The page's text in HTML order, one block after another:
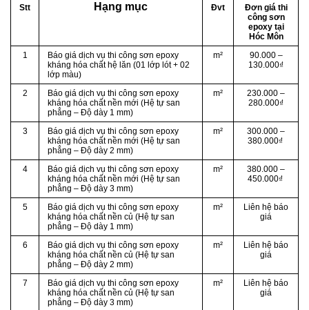
Stt Hạng mục Đvt
Đơn giá thi
công sơn
epoxy tại
Hóc Môn
1
Báo giá dịch vụ thi công sơn epoxy
kháng hóa chất hệ lăn (01 lớp lót + 02
lớp màu)
m²
90.000 –
130.000₫
2
Báo giá dịch vụ thi công sơn epoxy
kháng hóa chất nền mới (Hệ tự san
phẳng – Độ dày 1 mm)
m²
230.000 –
280.000₫
3
Báo giá dịch vụ thi công sơn epoxy
kháng hóa chất nền mới (Hệ tự san
phẳng – Độ dày 2 mm)
m²
300.000 –
380.000₫
4
Báo giá dịch vụ thi công sơn epoxy
kháng hóa chất nền mới (Hệ tự san
phẳng – Độ dày 3 mm)
m²
380.000 –
450.000₫
5
Báo giá dịch vụ thi công sơn epoxy
kháng hóa chất nền củ (Hệ tự san
phẳng – Độ dày 1 mm)
m²
Liên hệ báo
giá
6
Báo giá dịch vụ thi công sơn epoxy
kháng hóa chất nền củ (Hệ tự san
phẳng – Độ dày 2 mm)
m²
Liên hệ báo
giá
7
Báo giá dịch vụ thi công sơn epoxy
kháng hóa chất nền củ (Hệ tự san
phẳng – Độ dày 3 mm)
m²
Liên hệ báo
giá